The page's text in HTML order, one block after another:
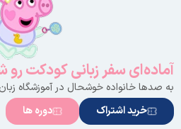
آماده‌ای سفر زبانی کودکت
به صدها خانواده خوشحال در آموزشگاه
خرید اشتراک
دوره ها